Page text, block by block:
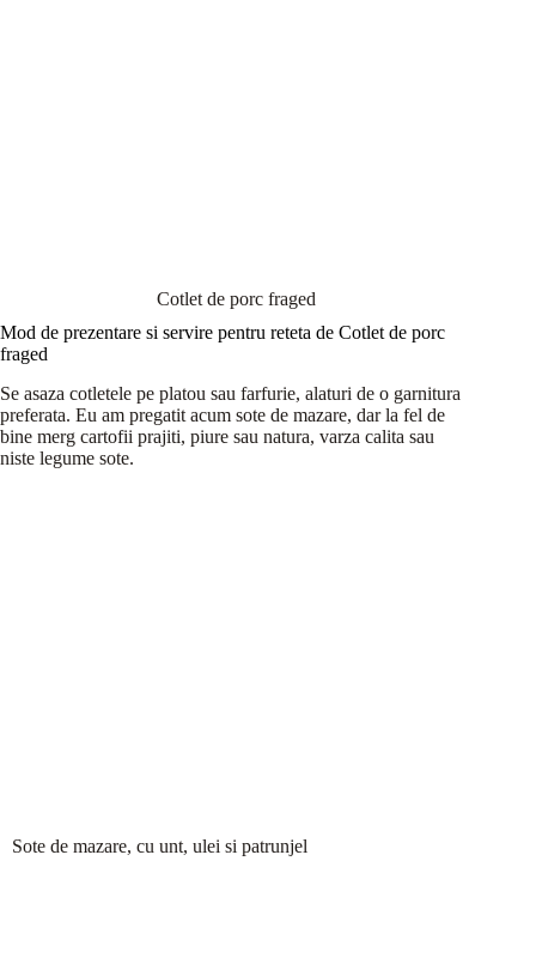
Cotlet de porc fraged
Mod de prezentare si servire pentru reteta de Cotlet de porc
fraged
Se asaza cotletele pe platou sau farfurie, alaturi de o garnitura
preferata. Eu am pregatit acum sote de mazare, dar la fel de
bine merg cartofii prajiti, piure sau natura, varza calita sau
niste legume sote.
Sote de mazare, cu unt, ulei si patrunjel